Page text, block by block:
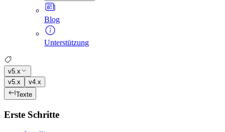
Blog
Unterstützung
v5.x
v5.x
v4.x
Texte
Erste Schritte